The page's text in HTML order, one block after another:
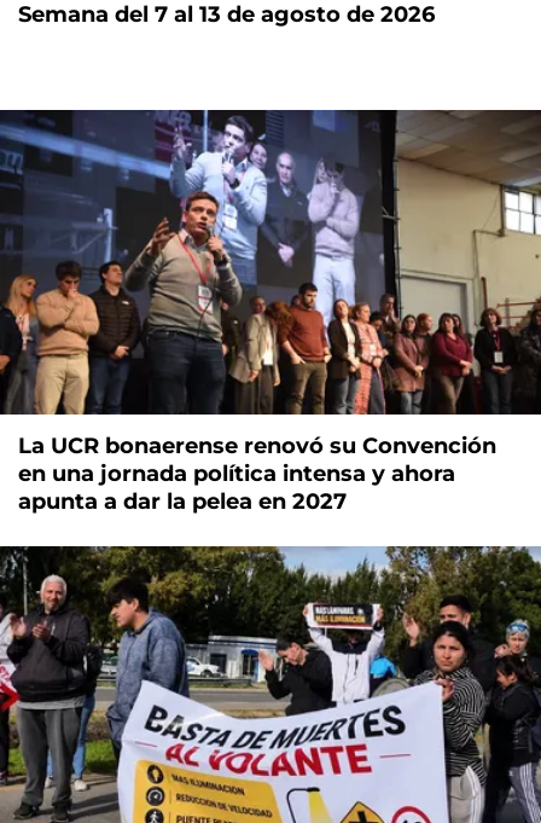
Semana del 7 al 13 de agosto de 2026
La UCR bonaerense renovó su Convención
en una jornada política intensa y ahora
apunta a dar la pelea en 2027